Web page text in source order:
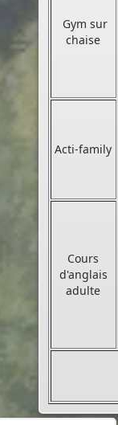
Gym sur
chaise
Acti-family
Cours
d'anglais
adulte
PREALABLE
profiter de lasaisine
votre
et de démolir,
avec les
qu’un dépôt par
destiné aux
de votre dossier
dans le cadre
en de multiples
avec
de votre
réaliserez des